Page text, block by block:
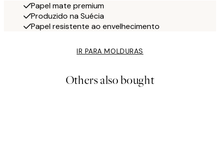
Papel mate premium
Produzido na Suécia
Papel resistente ao envelhecimento
IR PARA MOLDURAS
Others also bought